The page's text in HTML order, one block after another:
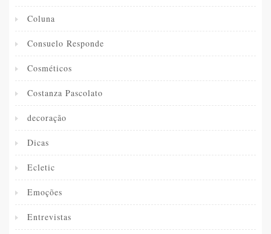
Coluna
Consuelo Responde
Cosméticos
Costanza Pascolato
decoração
Dicas
Ecletic
Emoções
Entrevistas